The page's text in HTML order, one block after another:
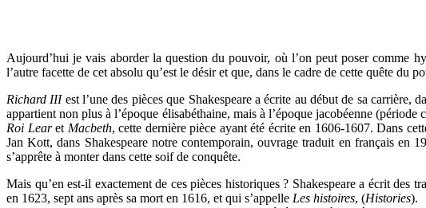
Aujourd’hui je vais aborder la question du pouvoir, où l’on peut poser comme
l’autre facette de cet absolu qu’est le désir et que, dans le cadre de cette quête du
Richard IIIest l’une des pièces que Shakespeare a écrite au début de sa carrière,
appartient non plus à l’époque élisabéthaine, mais à l’époque jacobéenne
Roi Learet Macbeth, cette dernière pièce ayant été écrite en 1606-1607. Dans
Jan Kott, dans Shakespeare notre contemporain, ouvrage traduit en français en
s’apprête à monter dans cette soif de conquête.
Mais qu’en est-il exactement de ces pièces historiques ? Shakespeare a écrit
en 1623, sept ans après sa mort en 1616, et qui s’appelle Les histoires, (Histories).